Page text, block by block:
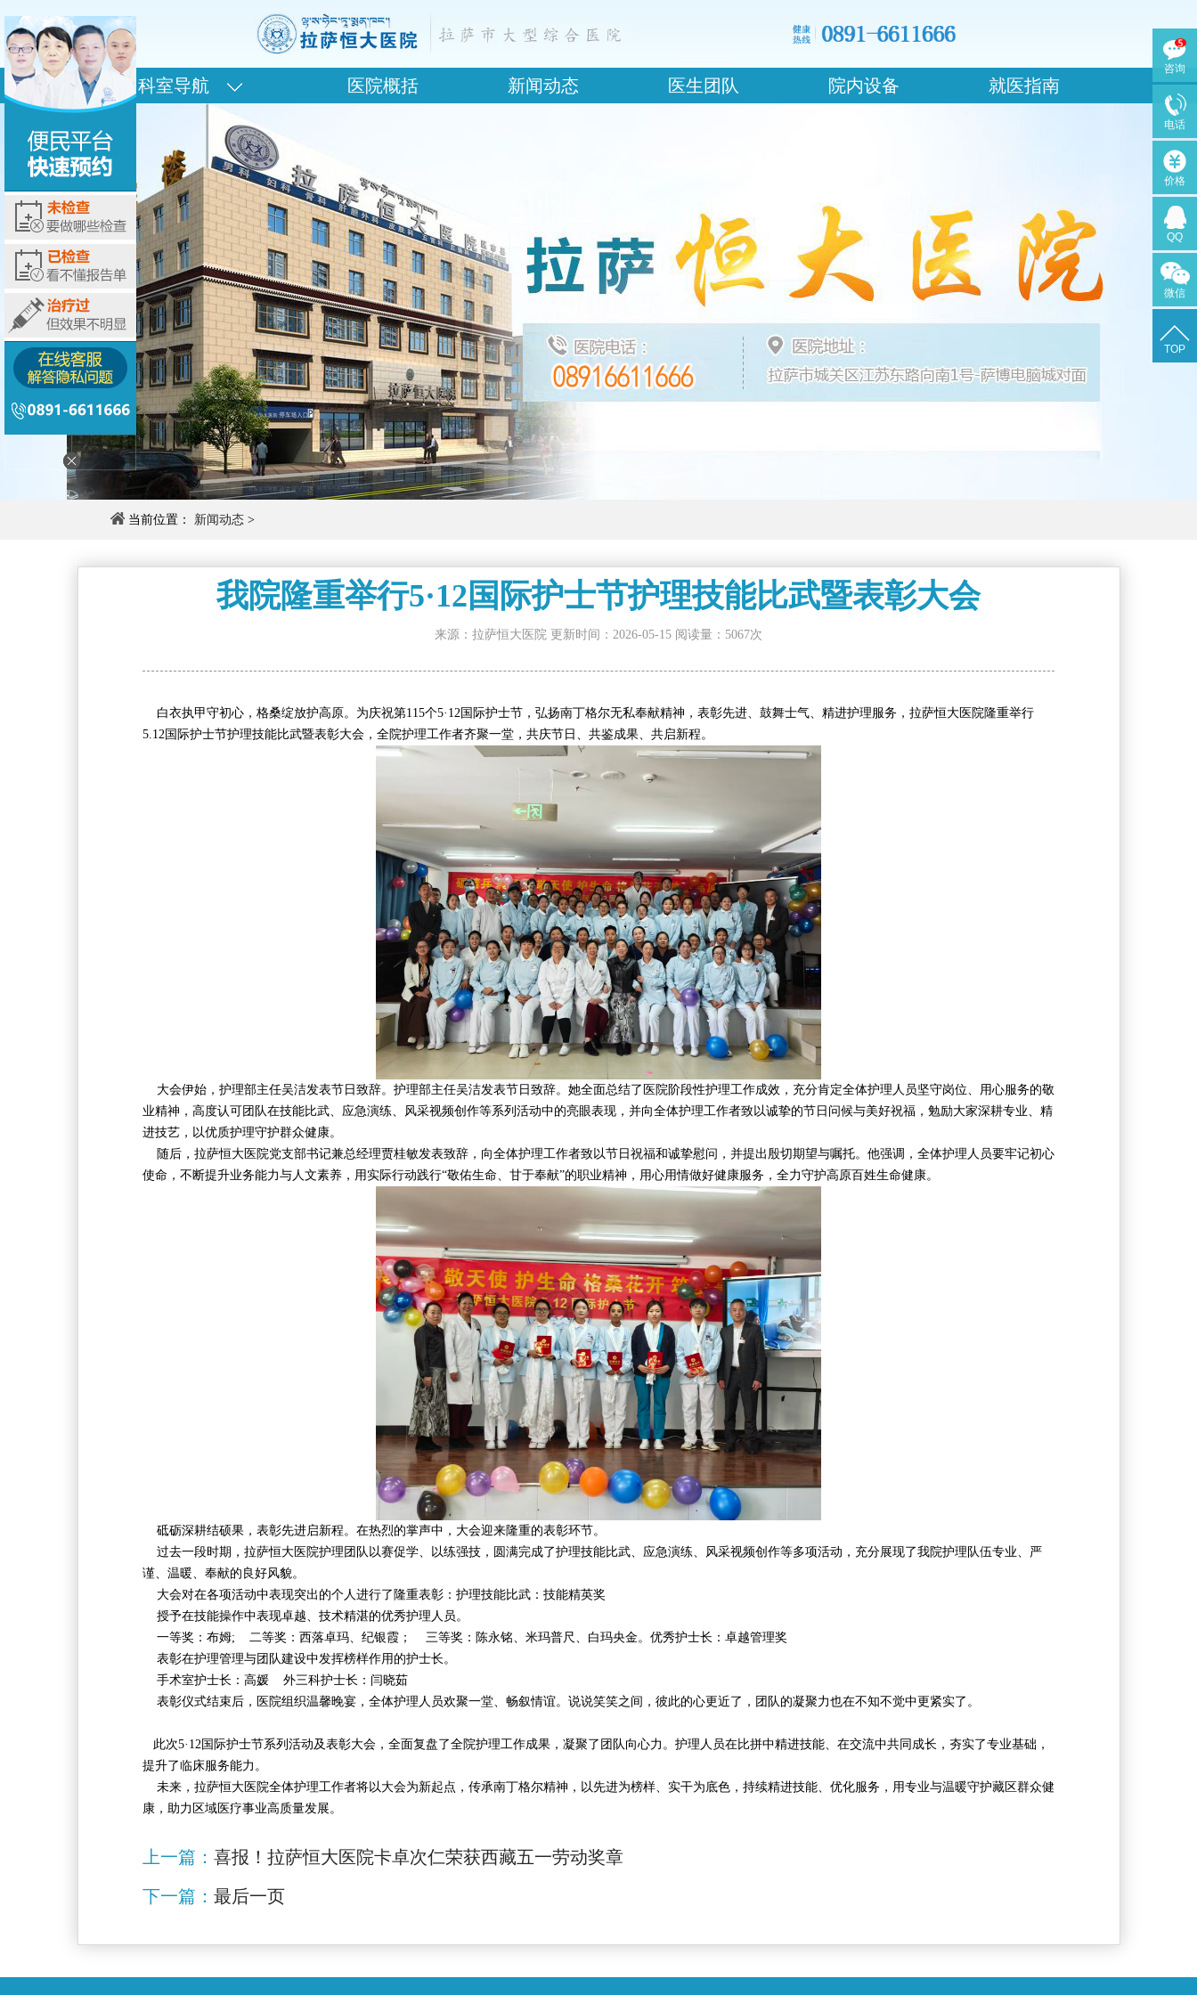
科室导航 医院概括 新闻动态 医生团队 院内设备 就医指南
当前位置： 新闻动态>
我院隆重举行5·12国际护士节护理技能比武暨表彰大会
来源：拉萨恒大医院 更新时间：2026-05-15 阅读量： 5067次
白衣执甲守初心，格桑绽放护高原。为庆祝第115个5·12国际护士节，弘扬南丁格尔无私奉献精神，表彰先进、鼓舞士气、精进护理服务，拉萨恒大医院隆重举行
5.12国际护士节护理技能比武暨表彰大会，全院护理工作者齐聚一堂，共庆节日、共鉴成果、共启新程。
大会伊始，护理部主任吴洁发表节日致辞。护理部主任吴洁发表节日致辞。她全面总结了医院阶段性护理工作成效，充分肯定全体护理人员坚守岗位、用心服务的敬
业精神，高度认可团队在技能比武、应急演练、风采视频创作等系列活动中的亮眼表现，并向全体护理工作者致以诚挚的节日问候与美好祝福，勉励大家深耕专业、精
进技艺，以优质护理守护群众健康。
随后，拉萨恒大医院党支部书记兼总经理贾桂敏发表致辞，向全体护理工作者致以节日祝福和诚挚慰问，并提出殷切期望与嘱托。他强调，全体护理人员要牢记初心
使命，不断提升业务能力与人文素养，用实际行动践行“敬佑生命、甘于奉献”的职业精神，用心用情做好健康服务，全力守护高原百姓生命健康。
砥砺深耕结硕果，表彰先进启新程。在热烈的掌声中，大会迎来隆重的表彰环节。
过去一段时期，拉萨恒大医院护理团队以赛促学、以练强技，圆满完成了护理技能比武、应急演练、风采视频创作等多项活动，充分展现了我院护理队伍专业、严
谨、温暖、奉献的良好风貌。
大会对在各项活动中表现突出的个人进行了隆重表彰：护理技能比武：技能精英奖
授予在技能操作中表现卓越、技术精湛的优秀护理人员。
一等奖：布姆; 二等奖：西落卓玛、纪银霞； 三等奖：陈永铭、米玛普尺、白玛央金。优秀护士长：卓越管理奖
表彰在护理管理与团队建设中发挥榜样作用的护士长。
手术室护士长：高媛 外三科护士长：闫晓茹
表彰仪式结束后，医院组织温馨晚宴，全体护理人员欢聚一堂、畅叙情谊。说说笑笑之间，彼此的心更近了，团队的凝聚力也在不知不觉中更紧实了。
此次5·12国际护士节系列活动及表彰大会，全面复盘了全院护理工作成果，凝聚了团队向心力。护理人员在比拼中精进技能、在交流中共同成长，夯实了专业基础，
提升了临床服务能力。
未来，拉萨恒大医院全体护理工作者将以大会为新起点，传承南丁格尔精神，以先进为榜样、实干为底色，持续精进技能、优化服务，用专业与温暖守护藏区群众健
康，助力区域医疗事业高质量发展。
上一篇： 喜报！拉萨恒大医院卡卓次仁荣获西藏五一劳动奖章
下一篇： 最后一页
咨询
电话
价格
QQ
微信
TOP